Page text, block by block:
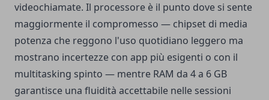
videochiamate. Il processore è il punto dove si sente
maggiormente il compromesso — chipset di media
potenza che reggono l'uso quotidiano leggero ma
mostrano incertezze con app più esigenti o con il
multitasking spinto — mentre RAM da 4 a 6 GB
garantisce una fluidità accettabile nelle sessioni